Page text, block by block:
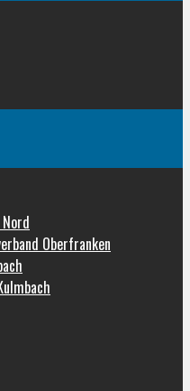
Oberfranken